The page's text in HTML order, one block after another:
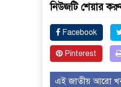
নিউজটি শেয়ার
Facebook
Pinterest
এই জাতীয় আরো